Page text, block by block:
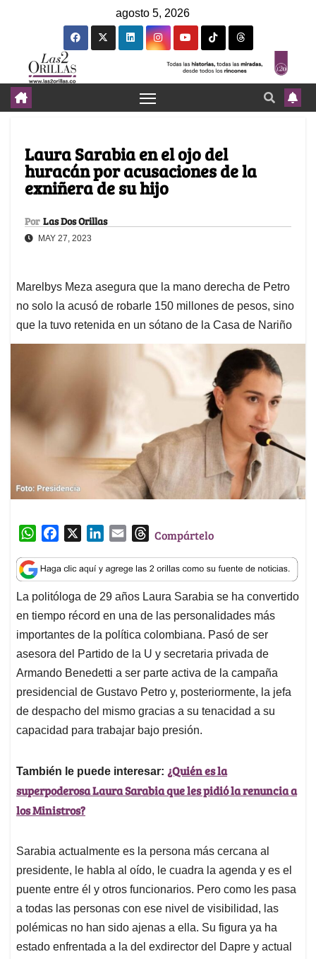
agosto 5, 2026
Laura Sarabia en el ojo del
huracán por acusaciones de la
exniñera de su hijo
Por Las Dos Orillas
MAY 27, 2023
Marelbys Meza asegura que la mano derecha de Petro
no solo la acusó de robarle 150 millones de pesos, sino
que la tuvo retenida en un sótano de la Casa de Nariño
W
a
t
s
A
p
p
c
e
b
o
o
k
n
k
e
d
I
n
a
i
l
T
r
e
a
d
s
Compártelo
La politóloga de 29 años Laura Sarabia se ha convertido
en tiempo récord en una de las personalidades más
importantes de la política colombiana. Pasó de ser
asesora del Partido de la U y secretaria privada de
Armando Benedetti a ser parte activa de la campaña
presidencial de Gustavo Petro y, posteriormente, la jefa
de despacho del mismo gracias a su tenacidad a su
capacidad para trabajar bajo presión.
También le puede interesar: ¿Quién es la
superpoderosa Laura Sarabia que les pidió la renuncia a
los Ministros?
Sarabia actualmente es la persona más cercana al
presidente, le habla al oído, le cuadra la agenda y es el
puente entre él y otros funcionarios. Pero como les pasa
a todas las personas con ese nivel de visibilidad, las
polémicas no han sido ajenas a ella. Su figura ya ha
estado enfrentada a la del exdirector del Dapre y actual